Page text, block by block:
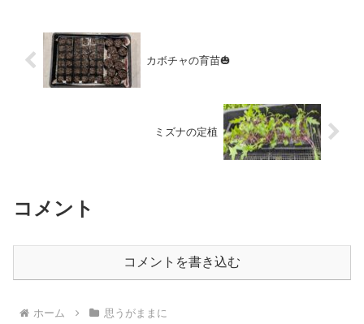
カボチャの育苗🎃
ミズナの定植
コメント
コメントを書き込む
ホーム 思うがままに